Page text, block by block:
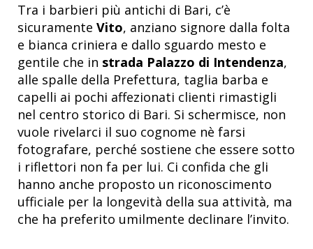
Tra i barbieri più antichi di Bari, c’è
sicuramente Vito, anziano signore dalla folta
e bianca criniera e dallo sguardo mesto e
gentile che in strada Palazzo di Intendenza,
alle spalle della Prefettura, taglia barba e
capelli ai pochi affezionati clienti rimastigli
nel centro storico di Bari. Si schermisce, non
vuole rivelarci il suo cognome nè farsi
fotografare, perché sostiene che essere sotto
i riflettori non fa per lui. Ci confida che gli
hanno anche proposto un riconoscimento
ufficiale per la longevità della sua attività, ma
che ha preferito umilmente declinare l’invito.